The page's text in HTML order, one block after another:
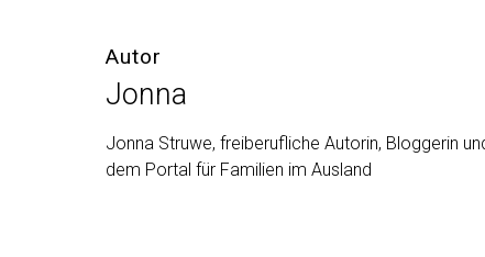
Autor
Jonna
Jonna Struwe, freiberufliche Autorin, Bloggerin
dem Portal für Familien im Ausland